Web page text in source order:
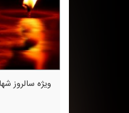
ویژه سالروز